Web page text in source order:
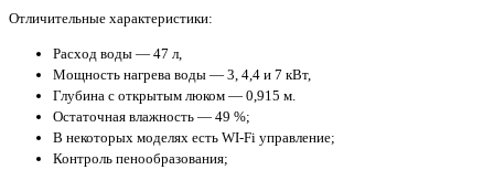
Отличительные характеристики:
Расход воды — 47 л,
Мощность нагрева воды — 3, 4,4 и 7 кВт,
Глубина с открытым люком — 0,915 м.
Остаточная влажность — 49 %;
В некоторых моделях есть WI-Fi управление;
Контроль пенообразования;